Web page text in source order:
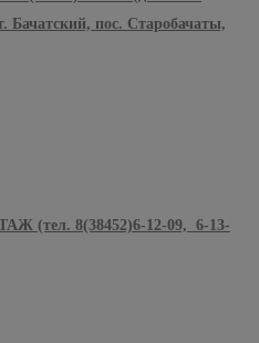
Бачатский, пос. Старобачаты,
8(38452)6-12-09, 6-13-